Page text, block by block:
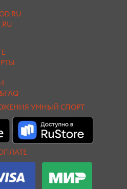
УМНЫЙ СПОРТ